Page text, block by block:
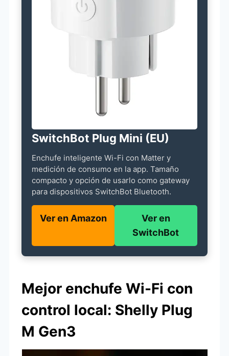
SwitchBot Plug Mini (EU)
Enchufe inteligente Wi-Fi con Matter y
medición de consumo en la app. Tamaño
compacto y opción de usarlo como gateway
para dispositivos SwitchBot Bluetooth.
Ver en Amazon
Ver en
SwitchBot
Mejor enchufe Wi-Fi con
control local: Shelly Plug
M Gen3